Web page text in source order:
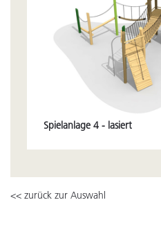
Spielanlage 4 - lasiert
<< zurück zur Auswahl